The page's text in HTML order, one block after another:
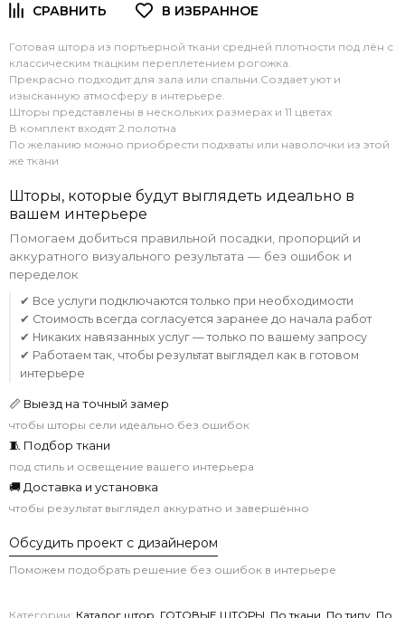
Готовая штора из портьерной ткани средней плотности под лён с
классическим ткацким переплетением рогожка.
Прекрасно подходит для зала или спальни.Создает уют и
изысканную атмосферу в интерьере.
Шторы представлены в нескольких размерах и 11 цветах
В комплект входят 2 полотна
По желанию можно приобрести подхваты или наволочки из этой
же ткани
Шторы, которые будут выглядеть идеально в
вашем интерьере
Помогаем добиться правильной посадки, пропорций и
аккуратного визуального результата — без ошибок и
переделок
✔ Все услуги подключаются только при необходимости
✔ Стоимость всегда согласуется заранее до начала работ
✔ Никаких навязанных услуг — только по вашему запросу
✔ Работаем так, чтобы результат выглядел как в готовом
интерьере
📏 Выезд на точный замер
чтобы шторы сели идеально без ошибок
🧵 Подбор ткани
под стиль и освещение вашего интерьера
🚚 Доставка и установка
чтобы результат выглядел аккуратно и завершённо
Обсудить проект с дизайнером
Поможем подобрать решение без ошибок в интерьере
Категории: Каталог штор ГОТОВЫЕ ШТОРЫ По ткани По типу По